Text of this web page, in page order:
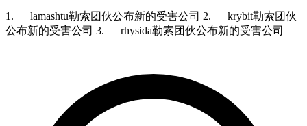
1. lamashtu勒索团伙公布新的受害公司 2. krybit勒索团伙
公布新的受害公司 3. rhysida勒索团伙公布新的受害公司